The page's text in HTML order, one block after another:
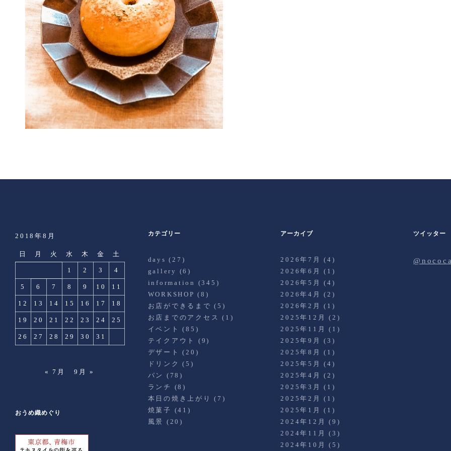
2018年8月
日 月 火 水 木 金 土
1 2 3 4
5 6 7 8 9 10 11
12 13 14 15 16 17 18
19 20 21 22 23 24 25
26 27 28 29 30 31
« 7月 9月 »
おうめ織めぐり
カテゴリー
days (27)
gallery (6)
information
(345)
WORKSHOP (8)
お店ができるまで (5)
お店までのアクセス
(1)
イベント
(85)
テイクアウト
(9)
デザート
(20)
ドリンク
(5)
パン
(78)
ランチ
(8)
本日の焼き上がり
(7)
焼菓子 (41)
風景 (20)
アーカイブ
2026年7月
(4)
2026年6月
(1)
2026年5月
(4)
2026年4月
(2)
2026年2月
(1)
2025年12月
(2)
2025年11月
(1)
2025年9月
(3)
2025年8月
(1)
2025年5月
(4)
2025年4月
(2)
2025年3月
(1)
2025年2月
(1)
2025年1月
(1)
2024年12月
(9)
2024年11月
(3)
2024年10月
(5)
ツイッター